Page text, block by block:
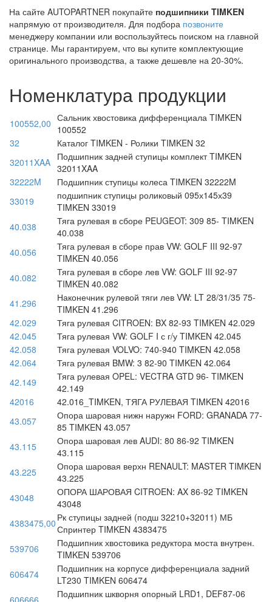
На сайте AUTOPARTNER покупайте подшипники TIMKEN
напрямую от производителя. Для подбора позвоните
менеджеру компании или воспользуйтесь поиском на главной
странице. Мы гарантируем, что вы купите комплектующие
оригинального производства, а также дешевле на 20-30%.
Номенклатура продукции
100552,00 Сальник хвостовика дифференциала TIMKEN
100552
32
Каталог TIMKEN - Ролики TIMKEN 32
32011XAA Подшипник задней ступицы комплект TIMKEN
32011XAA
32222M
Подшипник ступицы колеса TIMKEN 32222M
33019
подшипник ступицы роликовый 095х145х39
TIMKEN 33019
40.038
Тяга рулевая в сборе PEUGEOT: 309 85- TIMKEN
40.038
40.056
Тяга рулевая в сборе прав VW: GOLF III 92-97
TIMKEN 40.056
40.082
Тяга рулевая в сборе лев VW: GOLF III 92-97
TIMKEN 40.082
41.296
Наконечник рулевой тяги лев VW: LT 28/31/35 75-
TIMKEN 41.296
42.029
Тяга рулевая CITROEN: BX 82-93 TIMKEN 42.029
42.045
Тяга рулевая VW: GOLF I с г/у TIMKEN 42.045
42.058
Тяга рулевая VOLVO: 740-940 TIMKEN 42.058
42.064
Тяга рулевая BMW: 3 82-90 TIMKEN 42.064
42.149
Тяга рулевая OPEL: VECTRA GTD 96- TIMKEN
42.149
42016
42.016_TIMKEN, ТЯГА РУЛЕВАЯ TIMKEN 42016
43.057
Опора шаровая нижн наружн FORD: GRANADA 77-
85 TIMKEN 43.057
43.115
Опора шаровая лев AUDI: 80 86-92 TIMKEN
43.115
43.225
Опора шаровая верхн RENAULT: MASTER TIMKEN
43.225
43048
ОПОРА ШАРОВАЯ CITROEN: AX 86-92 TIMKEN
43048
4383475,00 Рк ступицы задней (подш 32210+32011) МБ
Спринтер TIMKEN 4383475
539706
Подшипник хвостовика редуктора моста внутрен.
TIMKEN 539706
606474
Подшипник на корпусе дифференциала задний
LT230 TIMKEN 606474
606666
Подшипник шкворня опорный LRD1, DEF87-06